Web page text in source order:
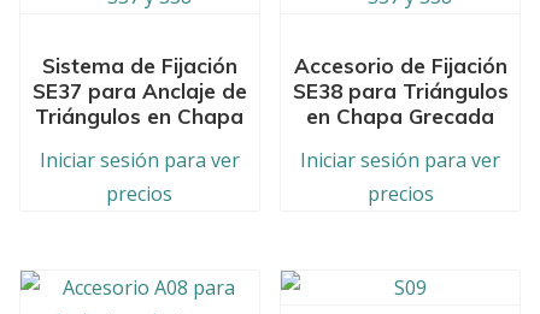
Sistema de Fijación
SE37 para Anclaje de
Triángulos en Chapa
Iniciar sesión para ver
precios
Accesorio de Fijación
SE38 para Triángulos
en Chapa Grecada
Iniciar sesión para ver
precios